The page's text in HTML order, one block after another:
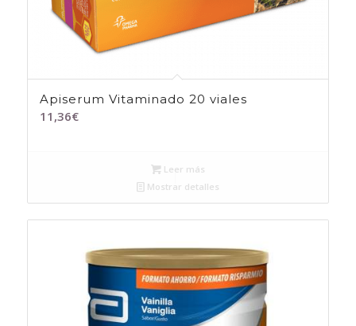
Apiserum Vitaminado 20 viales
11,36€
Leer más
Mostrar detalles